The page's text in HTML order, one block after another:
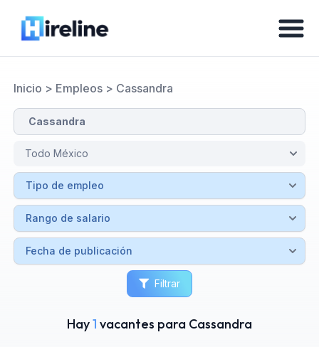
Inicio > Empleos> Cassandra
Filtrar
Hay1 vacantes para Cassandra